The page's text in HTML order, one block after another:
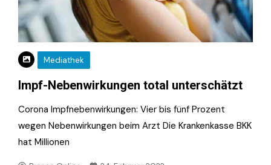
Mediathek
Impf-Nebenwirkungen total unterschätzt
Corona Impfnebenwirkungen: Vier bis fünf Prozent
wegen Nebenwirkungen beim Arzt Die Krankenkasse BKK
hat Millionen